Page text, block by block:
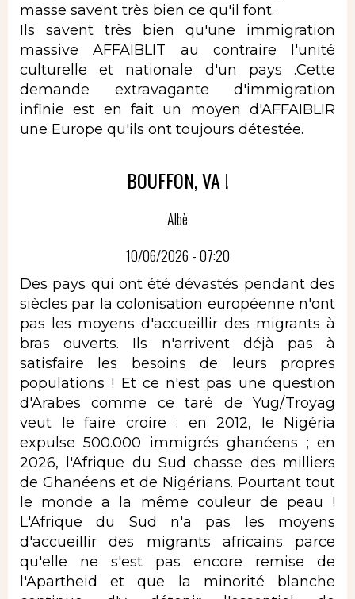
masse savent très bien ce qu'il font.
Ils savent très bien qu'une immigration
massive AFFAIBLIT au contraire l'unité
culturelle et nationale d'un pays .Cette
demande extravagante d'immigration
infinie est en fait un moyen d'AFFAIBLIR
une Europe qu'ils ont toujours détestée.
BOUFFON, VA !
Albè
10/06/2026 - 07:20
Des pays qui ont été dévastés pendant des
siècles par la colonisation européenne n'ont
pas les moyens d'accueillir des migrants à
bras ouverts. Ils n'arrivent déjà pas à
satisfaire les besoins de leurs propres
populations ! Et ce n'est pas une question
d'Arabes comme ce taré de Yug/Troyag
veut le faire croire : en 2012, le Nigéria
expulse 500.000 immigrés ghanéens ; en
2026, l'Afrique du Sud chasse des milliers
de Ghanéens et de Nigérians. Pourtant tout
le monde a la même couleur de peau !
L'Afrique du Sud n'a pas les moyens
d'accueillir des migrants africains parce
qu'elle ne s'est pas encore remise de
l'Apartheid et que la minorité blanche